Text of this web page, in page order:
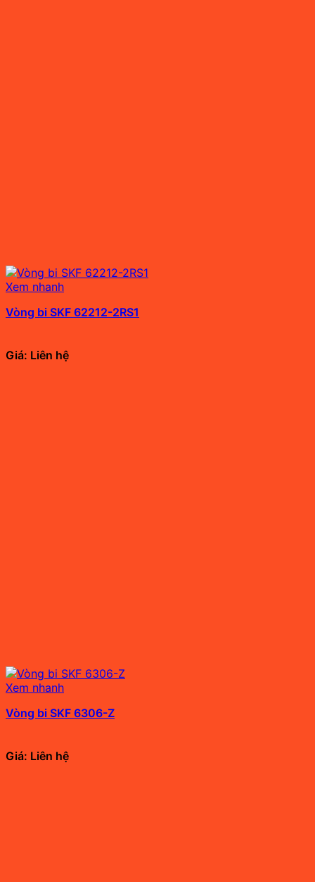
Xem nhanh
Vòng bi SKF 62212-2RS1
Giá: Liên hệ
Xem nhanh
Vòng bi SKF 6306-Z
Giá: Liên hệ